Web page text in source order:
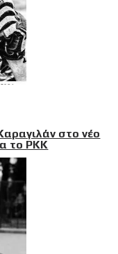
στο νέο
το PKK